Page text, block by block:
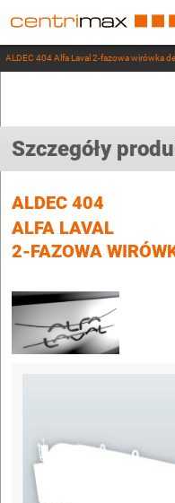
ALDEC 404 Alfa Laval 2-fazowa wirówka
Szczegóły
ALDEC 404
ALFA LAVAL
2-FAZOWA